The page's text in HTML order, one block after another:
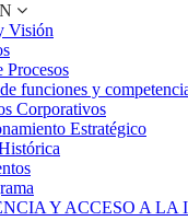
Visión
Procesos
funciones y
Corporativos
Estratégico
Y ACCESO A LA